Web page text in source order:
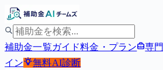
補助金一覧ガイド料金・プラン 専
イン
無料AI診断